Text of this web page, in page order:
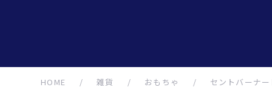
HOME / 雑貨 / おもちゃ /
セントバーナ